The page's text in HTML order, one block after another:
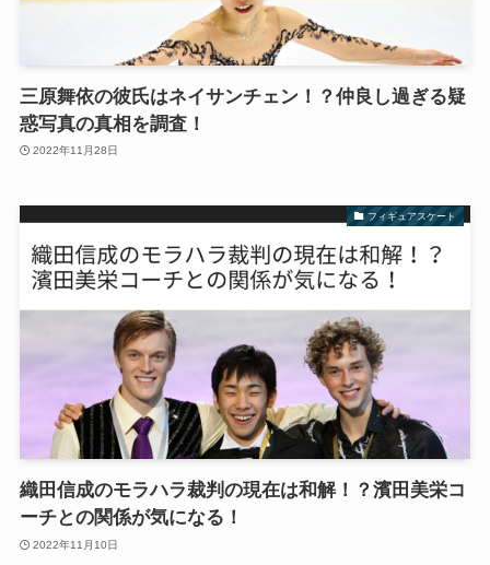
三原舞依の彼氏はネイサンチェン！？仲良し過ぎる疑
惑写真の真相を調査！
2022年11月28日
フィギュアスケート
織田信成のモラハラ裁判の現在は和解！？濱田美栄コ
ーチとの関係が気になる！
2022年11月10日